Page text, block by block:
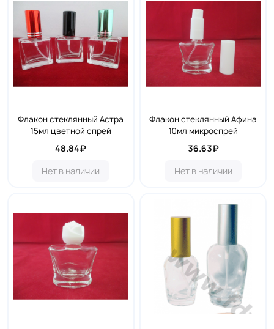
Флакон стеклянный Астра
15мл цветной спрей
48.84₽
Нет в наличии
Флакон стеклянный Афина
10мл микроспрей
36.63₽
Нет в наличии